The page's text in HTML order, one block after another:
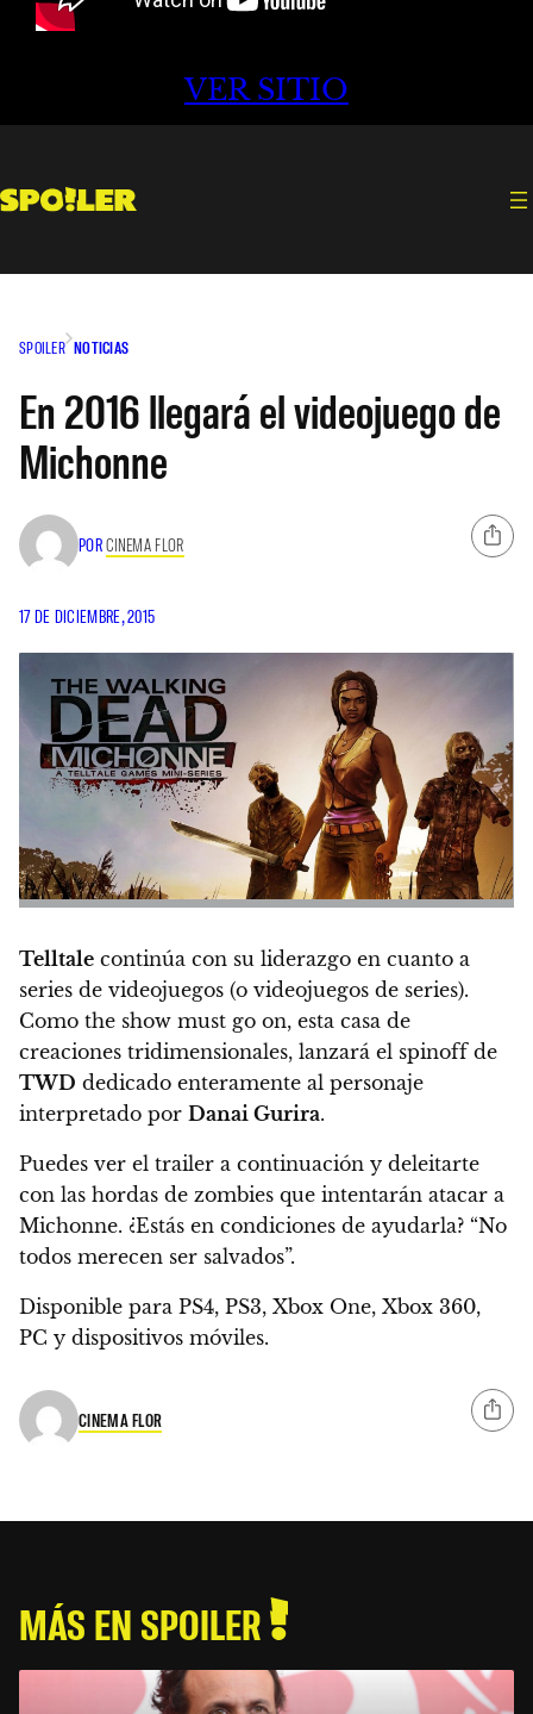
VER SITIO
SPOILER NOTICIAS
En 2016 llegará el videojuego de
Michonne
PORCINEMA FLOR
17 DE DICIEMBRE, 2015
Telltale continúa con su liderazgo en cuanto a
series de videojuegos (o videojuegos de series).
Como the show must go on, esta casa de
creaciones tridimensionales, lanzará el spinoff de
TWD dedicado enteramente al personaje
interpretado por Danai Gurira.
Puedes ver el trailer a continuación y deleitarte
con las hordas de zombies que intentarán atacar a
Michonne. ¿Estás en condiciones de ayudarla? “No
todos merecen ser salvados”.
Disponible para PS4, PS3, Xbox One, Xbox 360,
PC y dispositivos móviles.
CINEMA FLOR
MÁS EN SPOILER